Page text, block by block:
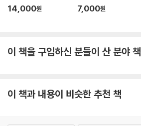
14,000원 7,000원
이 책을 구입하신 분들이 산 분야 책
이 책과 내용이 비슷한 추천 책